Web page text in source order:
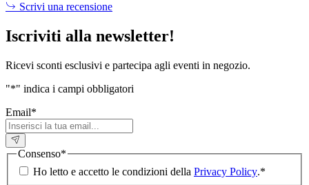
Scrivi una recensione
Iscriviti alla newsletter!
Ricevi sconti esclusivi e partecipa agli eventi in negozio.
"*" indica i campi obbligatori
Email*
Consenso*
Ho letto e accetto le condizioni della Privacy Policy.*